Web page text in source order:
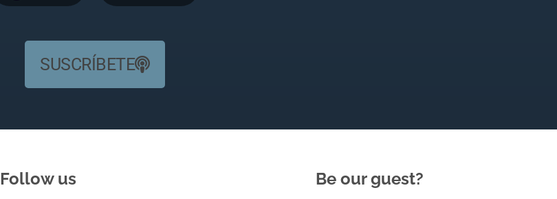
SUSCRÍBETE
Follow us Be our guest?